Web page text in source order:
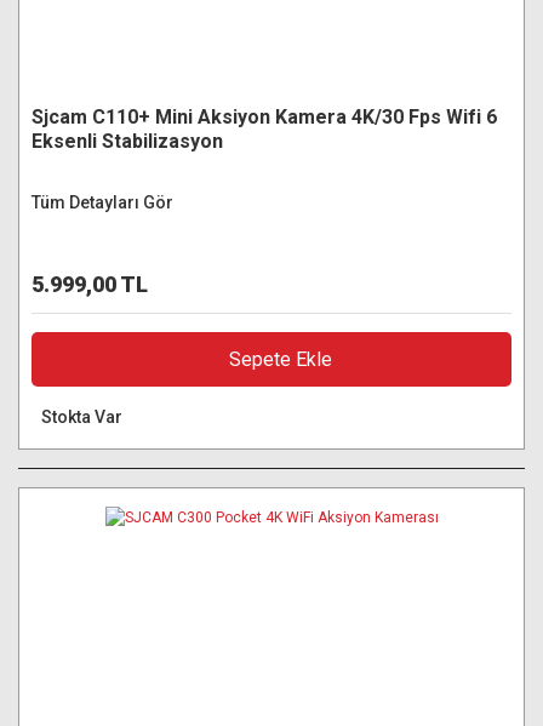
Sjcam C110+ Mini Aksiyon Kamera 4K/30 Fps Wifi 6
Eksenli Stabilizasyon
Tüm Detayları Gör
5.999,00 TL
Sepete Ekle
Stokta Var